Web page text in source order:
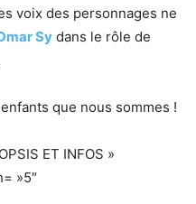
voix des personnages ne
Sy dans le rôle de
que nous sommes !
ET INFOS »
»5″